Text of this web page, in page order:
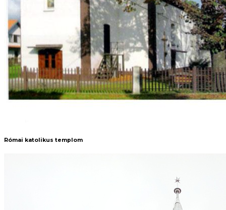
Római katolikus templom